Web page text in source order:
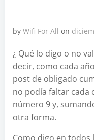
by Wifi For All on
¿ Qué lo digo o no
decir, como cada
post de obligado
no podía faltar cada
número 9 y,
otra forma.